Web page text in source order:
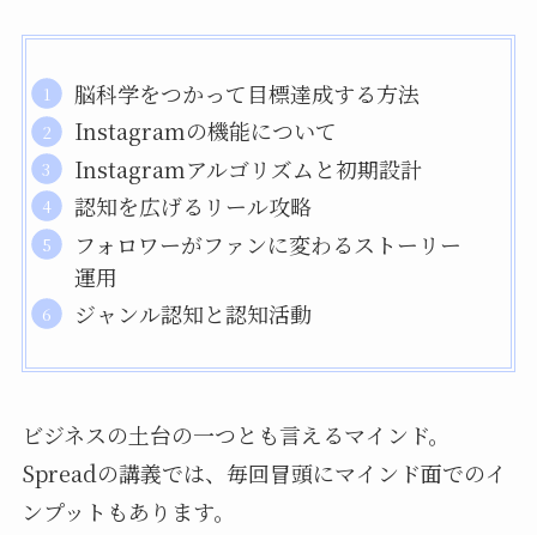
脳科学をつかって目標達成する方法
Instagramの機能について
Instagramアルゴリズムと初期設計
認知を広げるリール攻略
フォロワーがファンに変わるストーリー
運用
ジャンル認知と認知活動
ビジネスの土台の一つとも言えるマインド。
Spreadの講義では、毎回冒頭にマインド面でのイ
ンプットもあります。